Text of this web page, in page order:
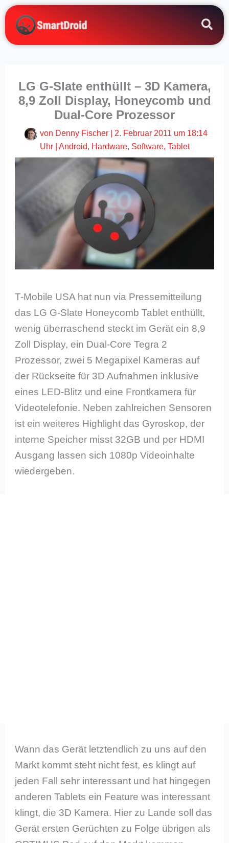
Zum
Inhalt
springen
LG G-Slate enthüllt – 3D Kamera,
8,9 Zoll Display, Honeycomb und
Dual-Core Prozessor
von Denny Fischer
2. Februar 2011 um 18:14
Uhr| Android, Hardware, Software, Tablet
T-Mobile USA hat nun via Pressemitteilung
das LG G-Slate Honeycomb Tablet enthüllt,
wenig überraschend steckt im Gerät ein 8,9
Zoll Display, ein Dual-Core Tegra 2
Prozessor, zwei 5 Megapixel Kameras auf
der Rückseite für 3D Aufnahmen inklusive
eines LED-Blitz und eine Frontkamera für
Videotelefonie. Neben zahlreichen Sensoren
ist ein weiteres Highlight das Gyroskop, der
interne Speicher misst 32GB und per HDMI
Ausgang lassen sich 1080p Videoinhalte
wiedergeben.
Wann das Gerät letztendlich zu uns auf den
Markt kommt steht nicht fest, es klingt auf
jeden Fall sehr interessant und hat hingegen
anderen Tablets ein Feature was interessant
klingt, die 3D Kamera. Hier zu Lande soll das
Gerät ersten Gerüchten zu Folge übrigen als